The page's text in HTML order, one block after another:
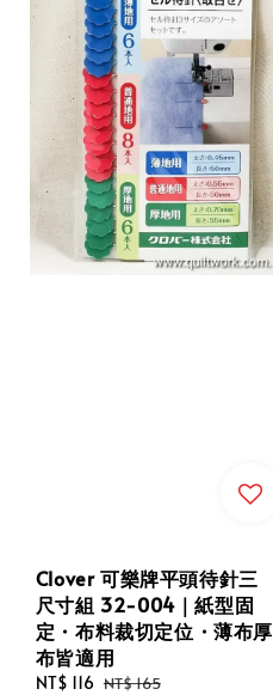
Clover 可樂牌平頭待針三
尺寸組 32-004｜紙型固
定・布料裁切定位・薄布厚
布皆適用
Sale
NT$ 116 Regular
NT$ 165